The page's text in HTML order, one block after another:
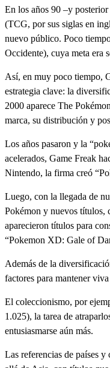
En los años 90 –y
(TCG, por sus siglas en
nuevo público. Poco
Occidente), cuya meta era
Así, en muy poco tiempo,
estrategia clave: la
2000 aparece The
marca, su distribución y
Los años pasaron y la
acelerados, Game Freak
Nintendo, la firma creó
Luego, con la llegada de
Pokémon y nuevos títulos,
aparecieron títulos para
“Pokemon XD: Gale of
Además de la
factores para mantener
El coleccionismo, por
1.025), la tarea de
entusiasmarse aún más.
Las referencias de países